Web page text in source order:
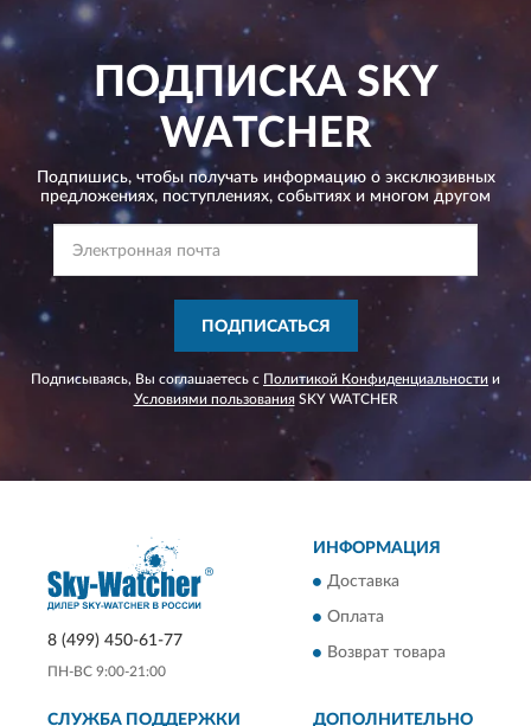
ПОДПИСКАSKY
WATCHER
Подпишись, чтобы получать информацию о эксклюзивных
предложениях, поступлениях, событиях и многом другом
ПОДПИСАТЬСЯ
Подписываясь, Вы соглашаетесь с Политикой Конфиденциальности и
Условиями пользованияSKY WATCHER
8 (499) 450-61-77
ПН-ВС 9:00-21:00
ИНФОРМАЦИЯ
Доставка
Оплата
Возврат товара
СЛУЖБА ПОДДЕРЖКИ ДОПОЛНИТЕЛЬНО